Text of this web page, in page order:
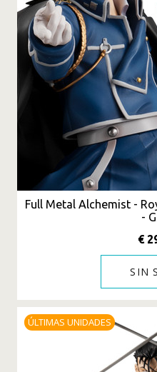
Full Metal Alchemist -
-
€
SIN
ÚLTIMAS UNIDADES